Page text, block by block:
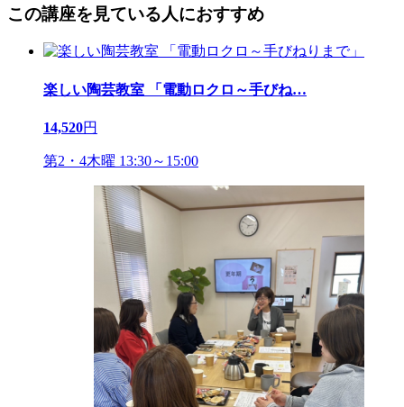
この講座を見ている人におすすめ
楽しい陶芸教室 「電動ロクロ～手びね…
14,520円
第2・4木曜 13:30～15:00